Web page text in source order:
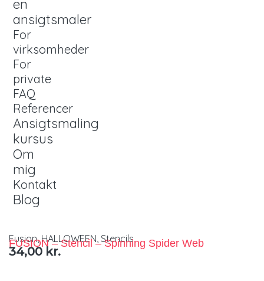
en
ansigtsmaler
For
virksomheder
For
private
FAQ
Referencer
Ansigtsmaling
kursus
Om
mig
Kontakt
Blog
Fusion,HALLOWEEN Stencils
FUSION – Stencil – Spinning Spider Web
34,00 kr.